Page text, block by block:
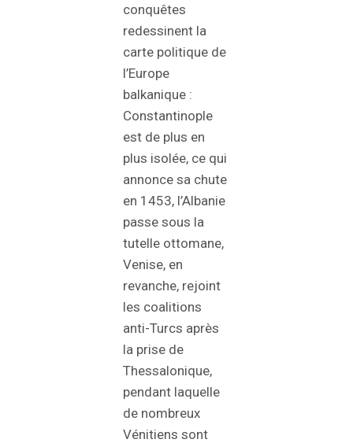
conquêtes
redessinent la
carte politique de
l’Europe
balkanique :
Constantinople
est de plus en
plus isolée, ce qui
annonce sa chute
en 1453, l’Albanie
passe sous la
tutelle ottomane,
Venise, en
revanche, rejoint
les coalitions
anti-Turcs après
la prise de
Thessalonique,
pendant laquelle
de nombreux
Vénitiens sont